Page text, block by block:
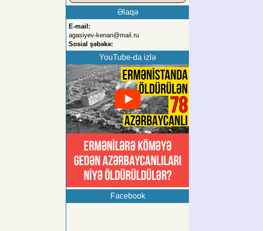
Əlaqə
E-mail:
agasiyev-kenan@mail.ru
Sosial şəbəkə:
YouTube-da izlə
Facebook